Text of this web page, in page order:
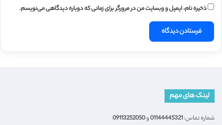
ذخیره نام، ایمیل و وبسایت من در مرورگر برای زمانی که دوباره دیدگاهی می‌نویسم.
لینک های مهم
شماره تماس:01144445321و09113252050